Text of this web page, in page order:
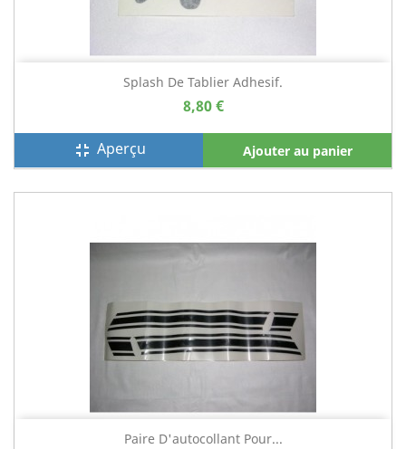
Splash De Tablier Adhesif.
8,80 €
fullscreen_exit Aperçu Ajouter au panier
Paire D'autocollant Pour...